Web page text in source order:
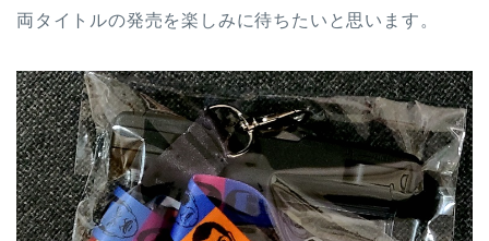
両タイトルの発売を楽しみに待ちたいと思います。